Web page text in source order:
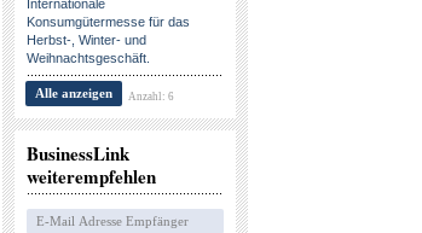
Internationale
Konsumgütermesse für das
Herbst-, Winter- und
Weihnachtsgeschäft.
Alle anzeigen Anzahl: 6
BusinessLink
weiterempfehlen